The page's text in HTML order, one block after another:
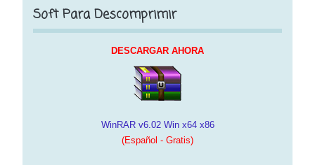
Soft Para Descomprimir
DESCARGAR AHORA
WinRAR v6.02 Win x64 x86
(Español - Gratis)